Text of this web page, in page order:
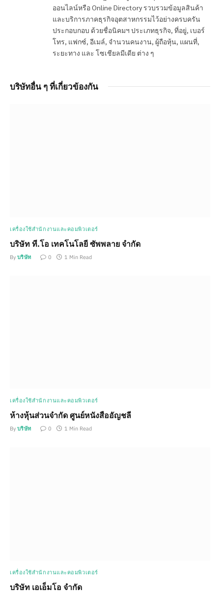
ออนไลน์หรือ Online Directory รวบรวมข้อมูลสินค้า
และบริการภาคธุรกิจอุตสาหกรรมไว้อย่างครบครัน
ประกอบกอบ ด้วยชื่อนิคมฯ ประเภทธุรกิจ, ที่อยู่, เบอร์
โทร, แฟกซ์, อีเมล์, จำนวนคนงาน, ผู้ถือหุ้น, แผนที่,
ระยะทาง และ โซเชียลมีเดีย ต่าง ๆ
บริษัทอื่น ๆ ที่เกี่ยวข้องกัน
เครื่องใช้สำนักงานและคอมพิวเตอร์
บริษัท ที.โอ เทคโนโลยี ซัพพลาย จำกัด
By บริษัท 0 1 Min Read
เครื่องใช้สำนักงานและคอมพิวเตอร์
ห้างหุ้นส่วนจำกัด ศูนย์หนังสืออัญชลี
By บริษัท 0 1 Min Read
เครื่องใช้สำนักงานและคอมพิวเตอร์
บริษัท เอเอ็มโอ จำกัด